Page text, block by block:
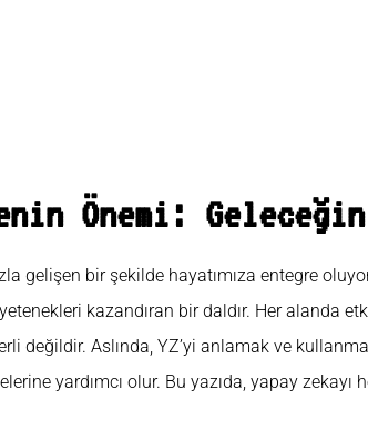
Önemi:
gelişen bir şekilde hayatımıza entegre
kazandıran bir daldır. Her alanda
değildir. Aslında, YZ’yi anlamak ve
yardımcı olur. Bu yazıda, yapay zekayı